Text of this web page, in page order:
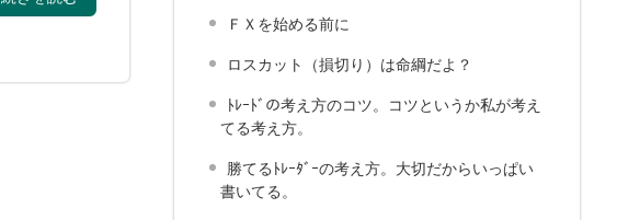
ＦＸを始める前に
ロスカット（損切り）は命綱だよ？
ﾄﾚｰﾄﾞの考え方のコツ。コツというか私が考え
てる考え方。
勝てるﾄﾚｰﾀﾞｰの考え方。大切だからいっぱい
書いてる。